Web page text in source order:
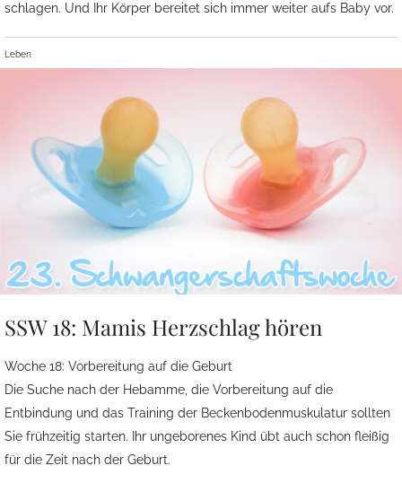
schlagen. Und Ihr Körper bereitet sich immer weiter aufs Baby vor.
Leben
SSW 18: Mamis Herzschlag hören
Woche 18: Vorbereitung auf die Geburt
Die Suche nach der Hebamme, die Vorbereitung auf die
Entbindung und das Training der Beckenbodenmuskulatur sollten
Sie frühzeitig starten. Ihr ungeborenes Kind übt auch schon fleißig
für die Zeit nach der Geburt.